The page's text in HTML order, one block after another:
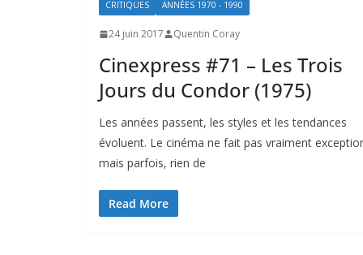
CRITIQUES ANNÉES 1970 - 1990
24 juin 2017 Quentin Coray
Cinexpress #71 – Les Trois
Jours du Condor (1975)
Les années passent, les styles et les tendances
évoluent. Le cinéma ne fait pas vraiment
mais parfois, rien de
Read More